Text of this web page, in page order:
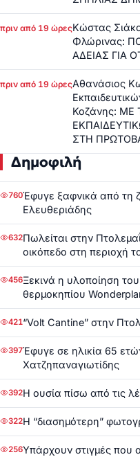
πριν από 19 ώρεςΚώστας
Φλώρινας:
ΑΔΕΙΑΣ ΓΙΑ
πριν από 19 ώρεςΑθανάσιος
Κοζάνης: ΜΕ
ΣΤΗ
Δημοφιλή
760Έφυγε ξαφνικά από τη
Ελευθεριάδης
632Πωλείται στην
οικόπεδο στη περιοχή
456Ξεκινά η υλοποίηση
θερμοκηπίου
421“Volt Cantine” στην
397Έφυγε σε ηλικία 65
Χατζηπαναγιωτίδης
392Η ουσία πίσω από τις
322Η “διασημότερη”
256Υπάρχουν στιγμές που